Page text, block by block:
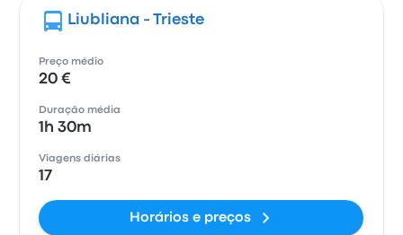
Liubliana - Trieste
Preço médio
20 €
Duração média
1h 30m
Viagens diárias
17
Horários e preços